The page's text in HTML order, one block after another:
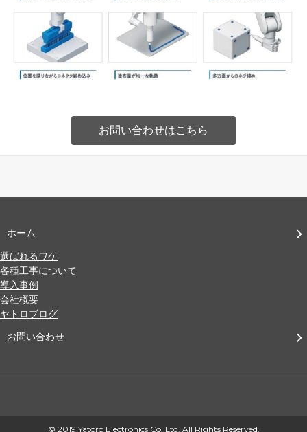
お問い合わせはこちら
ホーム
選ばれるワケ
各種工事について
導入事例
会社概要
ヤトロブログ
お問い合わせ
© 2019 Yatoro Electronics Co.,Ltd. All Rights Reserved.